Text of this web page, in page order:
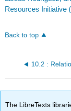
Resources Initiative
Back to top
The LibreTexts